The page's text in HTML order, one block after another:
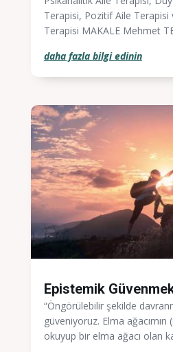
Terapisi, Pozitif Aile Terapisi
Terapisi MAKALE Mehmet
daha fazla bilgi edinin
Epistemik
“Öngörülebilir şekilde
güveniyoruz. Elma ağacımın
okuyup bir elma ağacı olan